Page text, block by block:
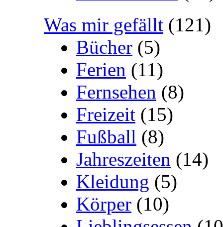
Was mir gefällt (121)
Bücher (5)
Ferien (11)
Fernsehen (8)
Freizeit (15)
Fußball (8)
Jahreszeiten (14)
Kleidung (5)
Körper (10)